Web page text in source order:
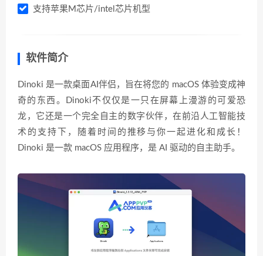
支持苹果M芯片/intel芯片机型
软件简介
Dinoki 是一款桌面AI伴侣，旨在将您的 macOS 体验变成神
奇的东西。Dinoki不仅仅是一只在屏幕上漫游的可爱恐
龙，它还是一个完全自主的数字伙伴，在前沿人工智能技
术的支持下，随着时间的推移与你一起进化和成长！
Dinoki 是一款 macOS 应用程序，是 AI 驱动的自主助手。